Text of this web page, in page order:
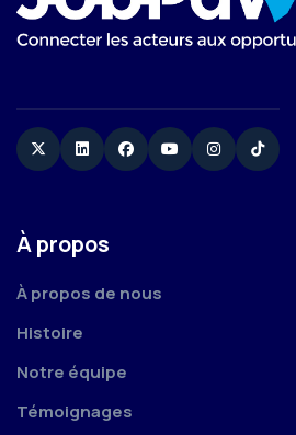
TwitterLinkedinFacebookYouTubeInstagram
TikTok
À propos
À propos de nous
Histoire
Notre équipe
Témoignages